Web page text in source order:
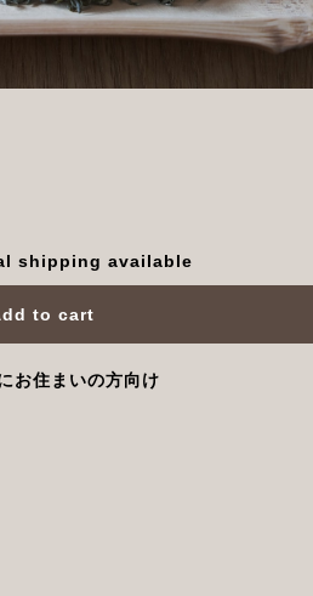
shipping available
to cart
お住まいの方向け